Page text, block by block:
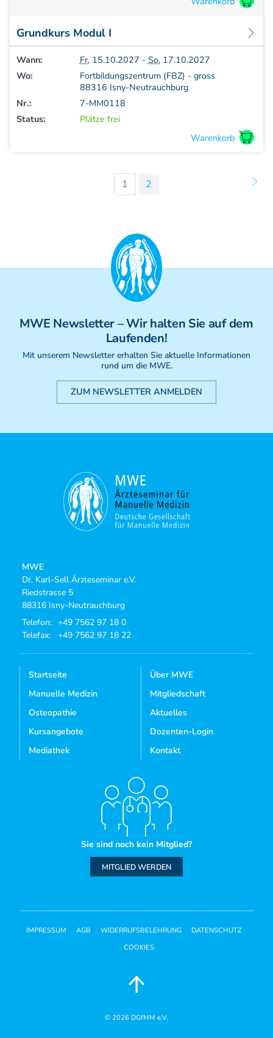
Grundkurs Modul I
Wann: Fr.15.10.2027 - So.17.10.2027
Wo:
Fortbildungszentrum (FBZ) - gross
88316 Isny-Neutrauchburg
Nr.:
7-MM0118
Status:
Plätze frei
1 2
MWE Newsletter– Wir halten Sie auf dem
Laufenden!
Mit unserem Newsletter erhalten Sie aktuelle Informationen
rund um die MWE.
ZUM NEWSLETTER ANMELDEN
MWE
Dr. Karl-Sell Ärzteseminar e.V.
Riedstrasse 5
88316 Isny-Neutrauchburg
Telefon: +49 7562 97 18 0
Telefax:
+49 7562 97 18 22
Startseite
Manuelle Medizin
Osteopathie
Kursangebote
Mediathek
Über MWE
Mitgliedschaft
Aktuelles
Dozenten-Login
Kontakt
Sie sind noch kein Mitglied?
MITGLIED WERDEN
IMPRESSUM AGB WIDERRUFSBELEHRUNG
DATENSCHUTZ
COOKIES
© 2026 DGfMM e.V.